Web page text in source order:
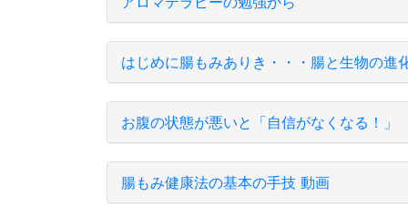
はじめに腸もみありき・・・腸と生物の進
お腹の状態が悪いと「自信がなくなる！」
腸もみ健康法の基本の手技 動画